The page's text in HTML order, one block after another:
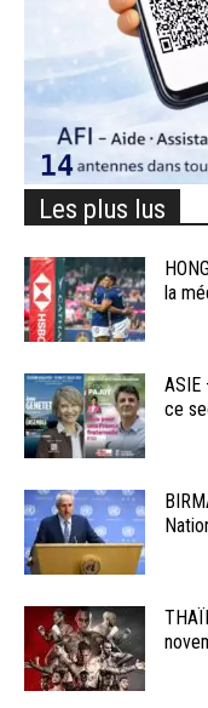
Les plus lus
la
ASIE
ce